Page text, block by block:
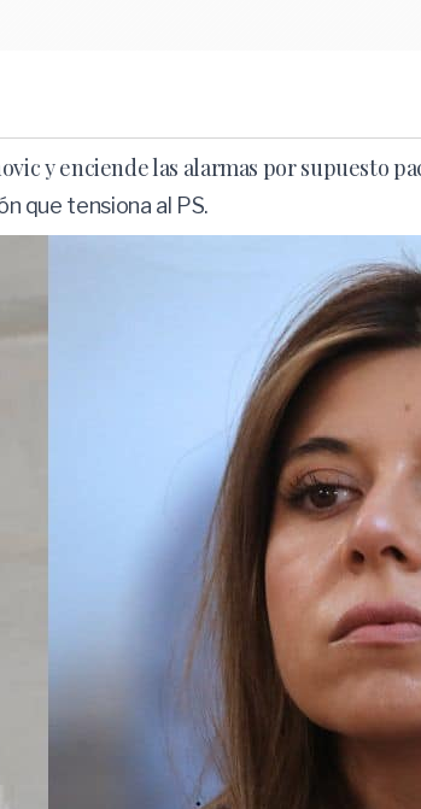
y enciende las alarmas por supuesto
que tensiona al PS.